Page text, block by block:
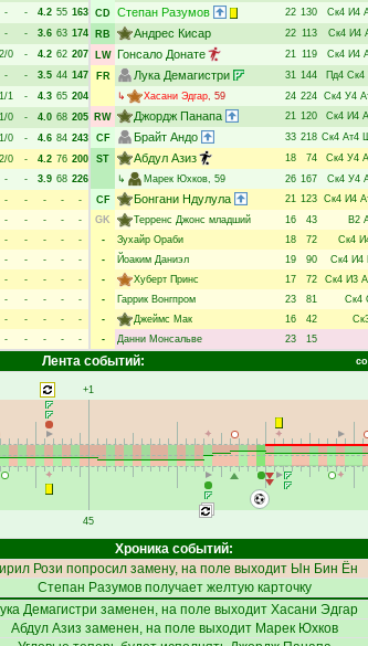
- - 4.2 55 163
- - 3.6 63 174
2/0 - 4.2 62 207
- - 3.5 44 147
1/1 - 4.3 65 204
1/0 - 4.0 68 205
1/0 - 4.6 84 243
2/0 - 4.2 76 200
- - 3.9 68 226
- - - -
-
- - - -
-
- - - -
-
- - - -
-
- - - -
-
- - - -
-
- - - -
-
- - - - -
CD
Степан Разумов 22 130 Ск4 И4
RB
Андрес Кисар 22 113 Ск4 И4
LW
Гонсало Донате 21 119 Ск4 И4
FR
Лука Демагистри 31 144 Пд4 Ск4
↳
Хасани Эдгар, 59 24 224 Ск4 У4
RW
Джордж Панапа 21 120 Ск4 И4
CF
Брайт Андо 33 218 Ск4 Ат4
ST
Абдул Азиз 18 74 Ск4 У4
↳
Марек Юхков, 59 26 167 Ск4 У4
CF
Бонгани Ндулула 21 123 Ск4 И4
GK
Терренс Джонс младший 16 43 В2
-
Зухайр Ораби 18 72 Ск4
-
Йоаким Даниэл 19 90 Ск4 И4
-
Хуберт Принс 17 72 Ск4 И3
-
Гаррик Вонгпром 23 81 Ск4
-
Джеймс Мак 16 42
-
Данни Монсальве 23 15
Лента событий:
+1
45
Хроника событий:
Рози попросил замену, на поле выходит Ын Бин Ён
Степан Разумовполучает желтую карточку
Демагистри заменен, на поле выходит Хасани Эдгар
Абдул Азиз заменен, на поле выходит Марек Юхков